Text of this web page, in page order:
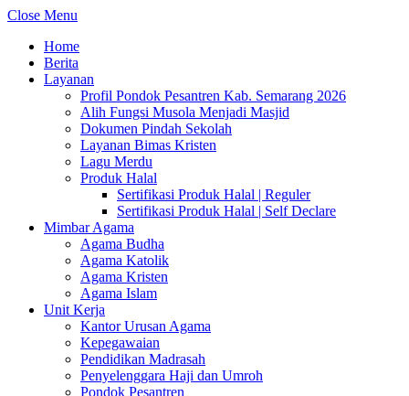
Close Menu
Home
Berita
Layanan
Profil Pondok Pesantren Kab. Semarang 2026
Alih Fungsi Musola Menjadi Masjid
Dokumen Pindah Sekolah
Layanan Bimas Kristen
Lagu Merdu
Produk Halal
Sertifikasi Produk Halal | Reguler
Sertifikasi Produk Halal | Self Declare
Mimbar Agama
Agama Budha
Agama Katolik
Agama Kristen
Agama Islam
Unit Kerja
Kantor Urusan Agama
Kepegawaian
Pendidikan Madrasah
Penyelenggara Haji dan Umroh
Pondok Pesantren